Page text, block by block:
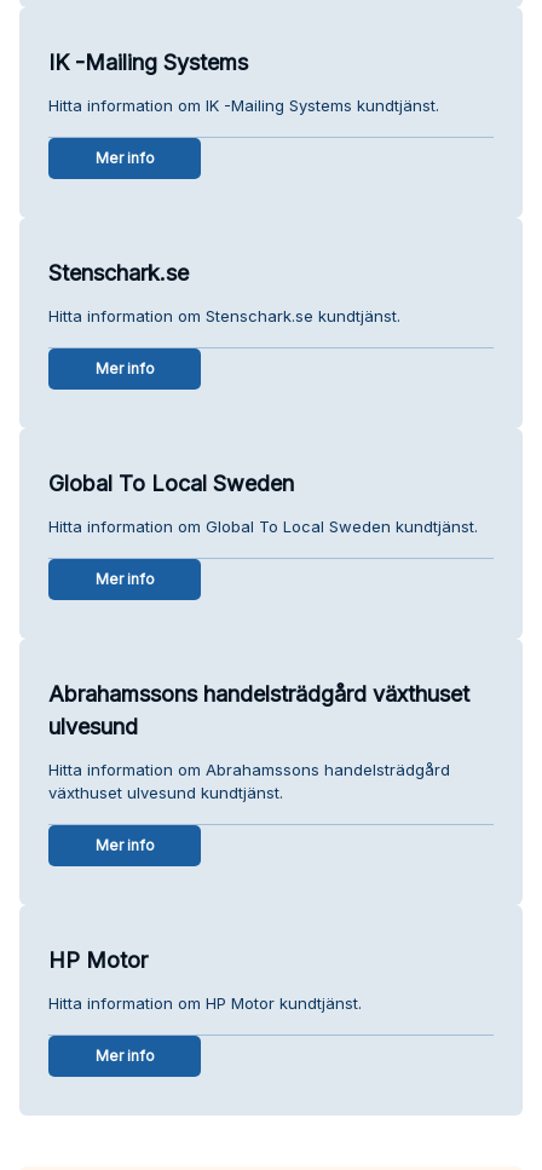
IK -Mailing Systems
Hitta information om IK -Mailing Systems kundtjänst.
Mer info
Stenschark.se
Hitta information om Stenschark.se kundtjänst.
Mer info
Global To Local Sweden
Hitta information om Global To Local Sweden kundtjänst.
Mer info
Abrahamssons handelsträdgård växthuset
ulvesund
Hitta information om Abrahamssons handelsträdgård
växthuset ulvesund kundtjänst.
Mer info
HP Motor
Hitta information om HP Motor kundtjänst.
Mer info